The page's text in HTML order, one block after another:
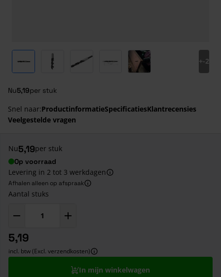
View larger imageView larger imageView larger imageView larger imageView larger image
+-2
Nu5,19per stuk
Snel naar:ProductinformatieSpecificatiesKlantrecensies
Veelgestelde vragen
Nu5,19per stuk
Op voorraad
Levering in 2 tot 3 werkdagen
Afhalen alleen op afspraak
Aantal stuks
5,19
incl. btw (Excl. verzendkosten)
In mijn winkelwagen